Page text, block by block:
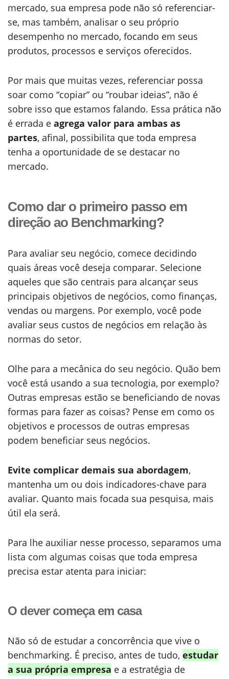
mercado, sua empresa pode não só referenciar-
se, mas também, analisar o seu próprio
desempenho no mercado, focando em seus
produtos, processos e serviços oferecidos.
Por mais que muitas vezes, referenciar possa
soar como “copiar” ou “roubar ideias”, não é
sobre isso que estamos falando. Essa prática não
é errada e agrega valor para ambas as
partes, afinal, possibilita que toda empresa
tenha a oportunidade de se destacar no
mercado.
Como dar o primeiro passo em
direção ao Benchmarking?
Para avaliar seu negócio, comece decidindo
quais áreas você deseja comparar. Selecione
aqueles que são centrais para alcançar seus
principais objetivos de negócios, como finanças,
vendas ou margens. Por exemplo, você pode
avaliar seus custos de negócios em relação às
normas do setor.
Olhe para a mecânica do seu negócio. Quão bem
você está usando a sua tecnologia, por exemplo?
Outras empresas estão se beneficiando de novas
formas para fazer as coisas? Pense em como os
objetivos e processos de outras empresas
podem beneficiar seus negócios.
Evite complicar demais sua abordagem,
mantenha um ou dois indicadores-chave para
avaliar. Quanto mais focada sua pesquisa, mais
útil ela será.
Para lhe auxiliar nesse processo, separamos uma
lista com algumas coisas que toda empresa
precisa estar atenta para iniciar:
O dever começa em casa
Não só de estudar a concorrência que vive o
benchmarking. É preciso, antes de tudo, estudar
a sua própria empresa e a estratégia de